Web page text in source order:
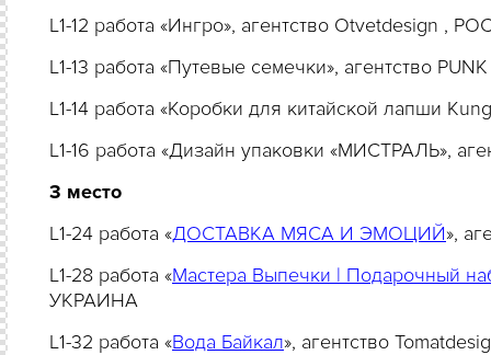
L1-12 работа «Ингро», агентство Otvetdesign ,
L1-13 работа «Путевые семечки», агентство
L1-14 работа «Коробки для китайской лапши
L1-16 работа «Дизайн упаковки «МИСТРАЛЬ»,
3 место
L1-24 работа «ДОСТАВКА МЯСА И ЭМОЦИЙ»,
L1-28 работа «Мастера Выпечки | Подарочный
УКРАИНА
L1-32 работа «Вода Байкал», агентство